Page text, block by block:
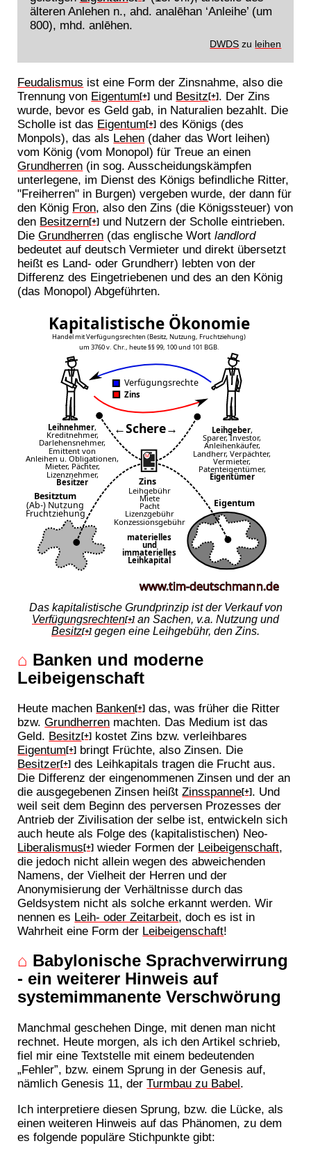
älteren Anlehen n., ahd. analēhan ‘Anleihe’ (um
800), mhd. anlēhen.
DWDS zu leihen
Feudalismus ist eine Form der Zinsnahme, also die
Trennung von Eigentum[+] und Besitz[+]. Der Zins
wurde, bevor es Geld gab, in Naturalien bezahlt. Die
Scholle ist das Eigentum[+] des Königs (des
Monpols), das als Lehen (daher das Wort leihen)
vom König (vom Monopol) für Treue an einen
Grundherren (in sog. Ausscheidungskämpfen
unterlegene, im Dienst des Königs befindliche Ritter,
"Freiherren" in Burgen) vergeben wurde, der dann für
den König Fron, also den Zins (die Königssteuer) von
den Besitzern[+] und Nutzern der Scholle eintrieben.
DieGrundherren (das englische Wortlandlord
bedeutet auf deutsch Vermieter und direkt übersetzt
heißt es Land- oder Grundherr) lebten von der
Differenz des Eingetriebenen und des an den König
(das Monopol) Abgeführten.
Das kapitalistische Grundprinzip ist der Verkauf von
Verfügungsrechten[+] an Sachen, v.a. Nutzung und
Besitz[+] gegen eine Leihgebühr, den Zins.
⌂ Banken und moderne
Leibeigenschaft
Heute machen Banken[+] das, was früher die Ritter
bzw.Grundherren machten. Das Medium ist das
Geld. Besitz[+] kostet Zins bzw. verleihbares
Eigentum[+] bringt Früchte, also Zinsen. Die
Besitzer[+] des Leihkapitals tragen die Frucht aus.
Die Differenz der eingenommenen Zinsen und der an
die ausgegebenen Zinsen heißtZinsspanne[+] . Und
weil seit dem Beginn des perversen Prozesses der
Antrieb der Zivilisation der selbe ist, entwickeln sich
auch heute als Folge des (kapitalistischen) Neo-
Liberalismus[+] wieder Formen der Leibeigenschaft,
die jedoch nicht allein wegen des abweichenden
Namens, der Vielheit der Herren und der
Anonymisierung der Verhältnisse durch das
Geldsystem nicht als solche erkannt werden. Wir
nennen es Leih- oder Zeitarbeit, doch es ist in
Wahrheit eine Form der Leibeigenschaft!
⌂ Babylonische Sprachverwirrung
- ein weiterer Hinweis auf
systemimmanente Verschwörung
Manchmal geschehen Dinge, mit denen man nicht
rechnet. Heute morgen, als ich den Artikel schrieb,
fiel mir eine Textstelle mit einem bedeutenden
„Fehler”, bzw. einem Sprung in der Genesis auf,
nämlich Genesis 11, derTurmbau zu Babel.
Ich interpretiere diesen Sprung, bzw. die Lücke, als
einen weiteren Hinweis auf das Phänomen, zu dem
es folgende populäre Stichpunkte gibt: